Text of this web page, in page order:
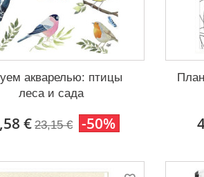
акварелью: птицы
леса и сада
€ 23,15 € -50%